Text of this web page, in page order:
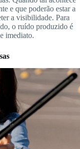
e que poderão estar a
a visibilidade. Para
o ruído produzido é
imediato.